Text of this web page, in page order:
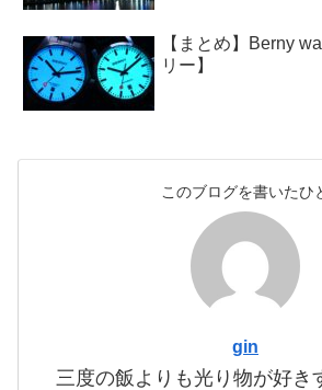
【まとめ】Berny
リー】
このブログを書いたひ
gin
三度の飯よりも光り物が好き